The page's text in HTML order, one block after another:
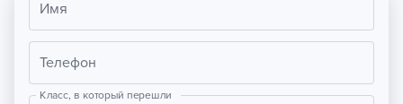
Имя
Телефон
Класс, в который перешли